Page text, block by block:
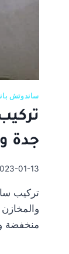
ساندوتش
جدة
01-13
تركيب
منخفضة